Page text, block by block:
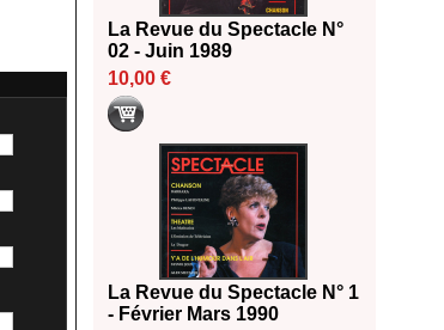
La Revue du Spectacle N°
02 - Juin 1989
10,00 €
La Revue du Spectacle N° 1
- Février Mars 1990